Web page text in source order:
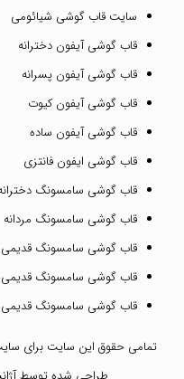
سایت قاب گوشی شیائومی
قاب گوشی آیفون دخترانه
قاب گوشی آیفون پسرانه
قاب گوشی آیفون کیوت
قاب گوشی آیفون ساده
قاب گوشی ایفون فانتزی
قاب گوشی سامسونگ
قاب گوشی سامسونگ مردانه
قاب گوشی سامسونگ قدیمی
قاب گوشی سامسونگ قدیمی
قاب گوشی سامسونگ قدیمی
تمامی حقوق این سایت برای